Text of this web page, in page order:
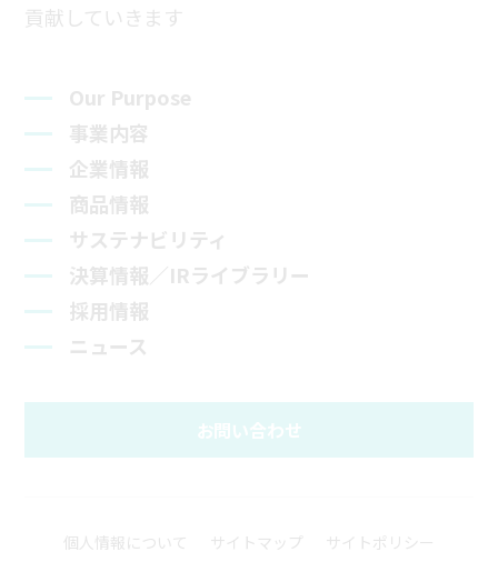
貢献していきます
Our Purpose
事業内容
企業情報
商品情報
サステナビリティ
決算情報／IRライブラリー
採用情報
ニュース
お問い合わせ
個人情報について サイトマップ サイトポリシー